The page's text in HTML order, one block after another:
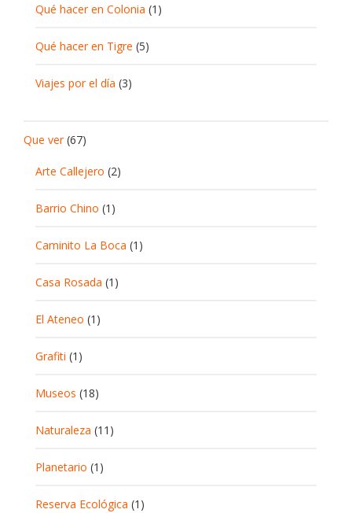
Qué hacer en Colonia (1)
Qué hacer en Tigre (5)
Viajes por el día (3)
Que ver(67)
Arte Callejero (2)
Barrio Chino (1)
Caminito La Boca (1)
Casa Rosada (1)
El Ateneo (1)
Grafiti (1)
Museos (18)
Naturaleza (11)
Planetario (1)
Reserva Ecológica (1)